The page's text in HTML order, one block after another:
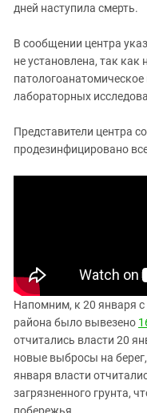
дней наступила смерть.
В сообщении центра
не установлена, так
лабораторных
Представители центра
продезинфицировано
Напомним, к 20 января
района было вывезено
отчитались власти 20
новые выбросы на
января власти
загрязненного грунта,